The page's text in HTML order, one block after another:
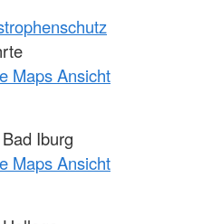
Maps Ansicht
Iburg
Maps Ansicht